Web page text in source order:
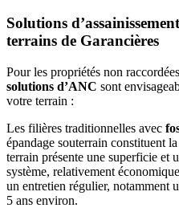
Solutions
terrains de Garancières
Pour les propriétés non
solutions d’ANC sont
votre terrain :
Les filières traditionnelles avec
épandage souterrain constituent
terrain présente une superficie et
système, relativement
un entretien régulier, notamment
5 ans environ.